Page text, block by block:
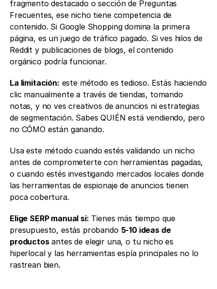
fragmento destacado o sección de Preguntas
Frecuentes, ese nicho tiene competencia de
contenido. Si Google Shopping domina la primera
página, es un juego de tráfico pagado. Si ves hilos de
Reddit y publicaciones de blogs, el contenido
orgánico podría funcionar.
La limitación: este método es tedioso. Estás haciendo
clic manualmente a través de tiendas, tomando
notas, y no ves creativos de anuncios ni estrategias
de segmentación. Sabes QUIÉN está vendiendo, pero
no CÓMO están ganando.
Usa este método cuando estés validando un nicho
antes de comprometerte con herramientas pagadas,
o cuando estés investigando mercados locales donde
las herramientas de espionaje de anuncios tienen
poca cobertura.
Elige SERP manual si: Tienes más tiempo que
presupuesto, estás probando 5-10 ideas de
productos antes de elegir una, o tu nicho es
hiperlocal y las herramientas espía principales no lo
rastrean bien.